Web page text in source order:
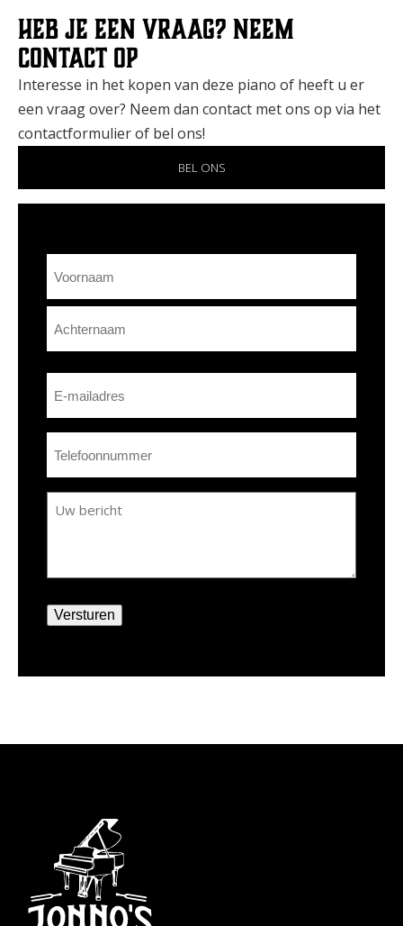
Heb je een vraag? Neem
contact op
Interesse in het kopen van deze piano of heeft u er
een vraag over? Neem dan contact met ons op via het
contactformulier of bel ons!
BEL ONS
mailadres(Vereist)
Bericht
Versturen